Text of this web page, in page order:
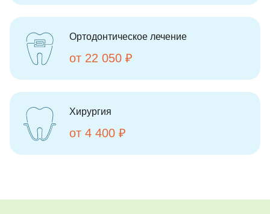
Ортодонтическое лечение
от 22 050 ₽
Хирургия
от 4 400 ₽